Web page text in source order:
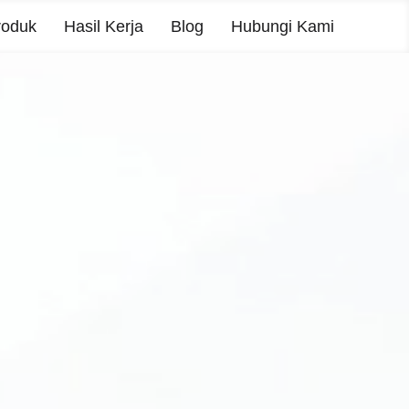
Hasil Kerja Blog Hubungi Kami